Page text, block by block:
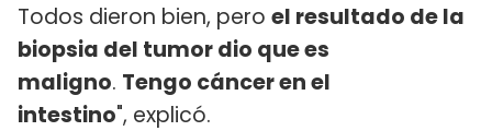
Todos dieron bien, pero el resultado de la
biopsia del tumor dio que es
maligno. Tengo cáncer en el
intestino", explicó.